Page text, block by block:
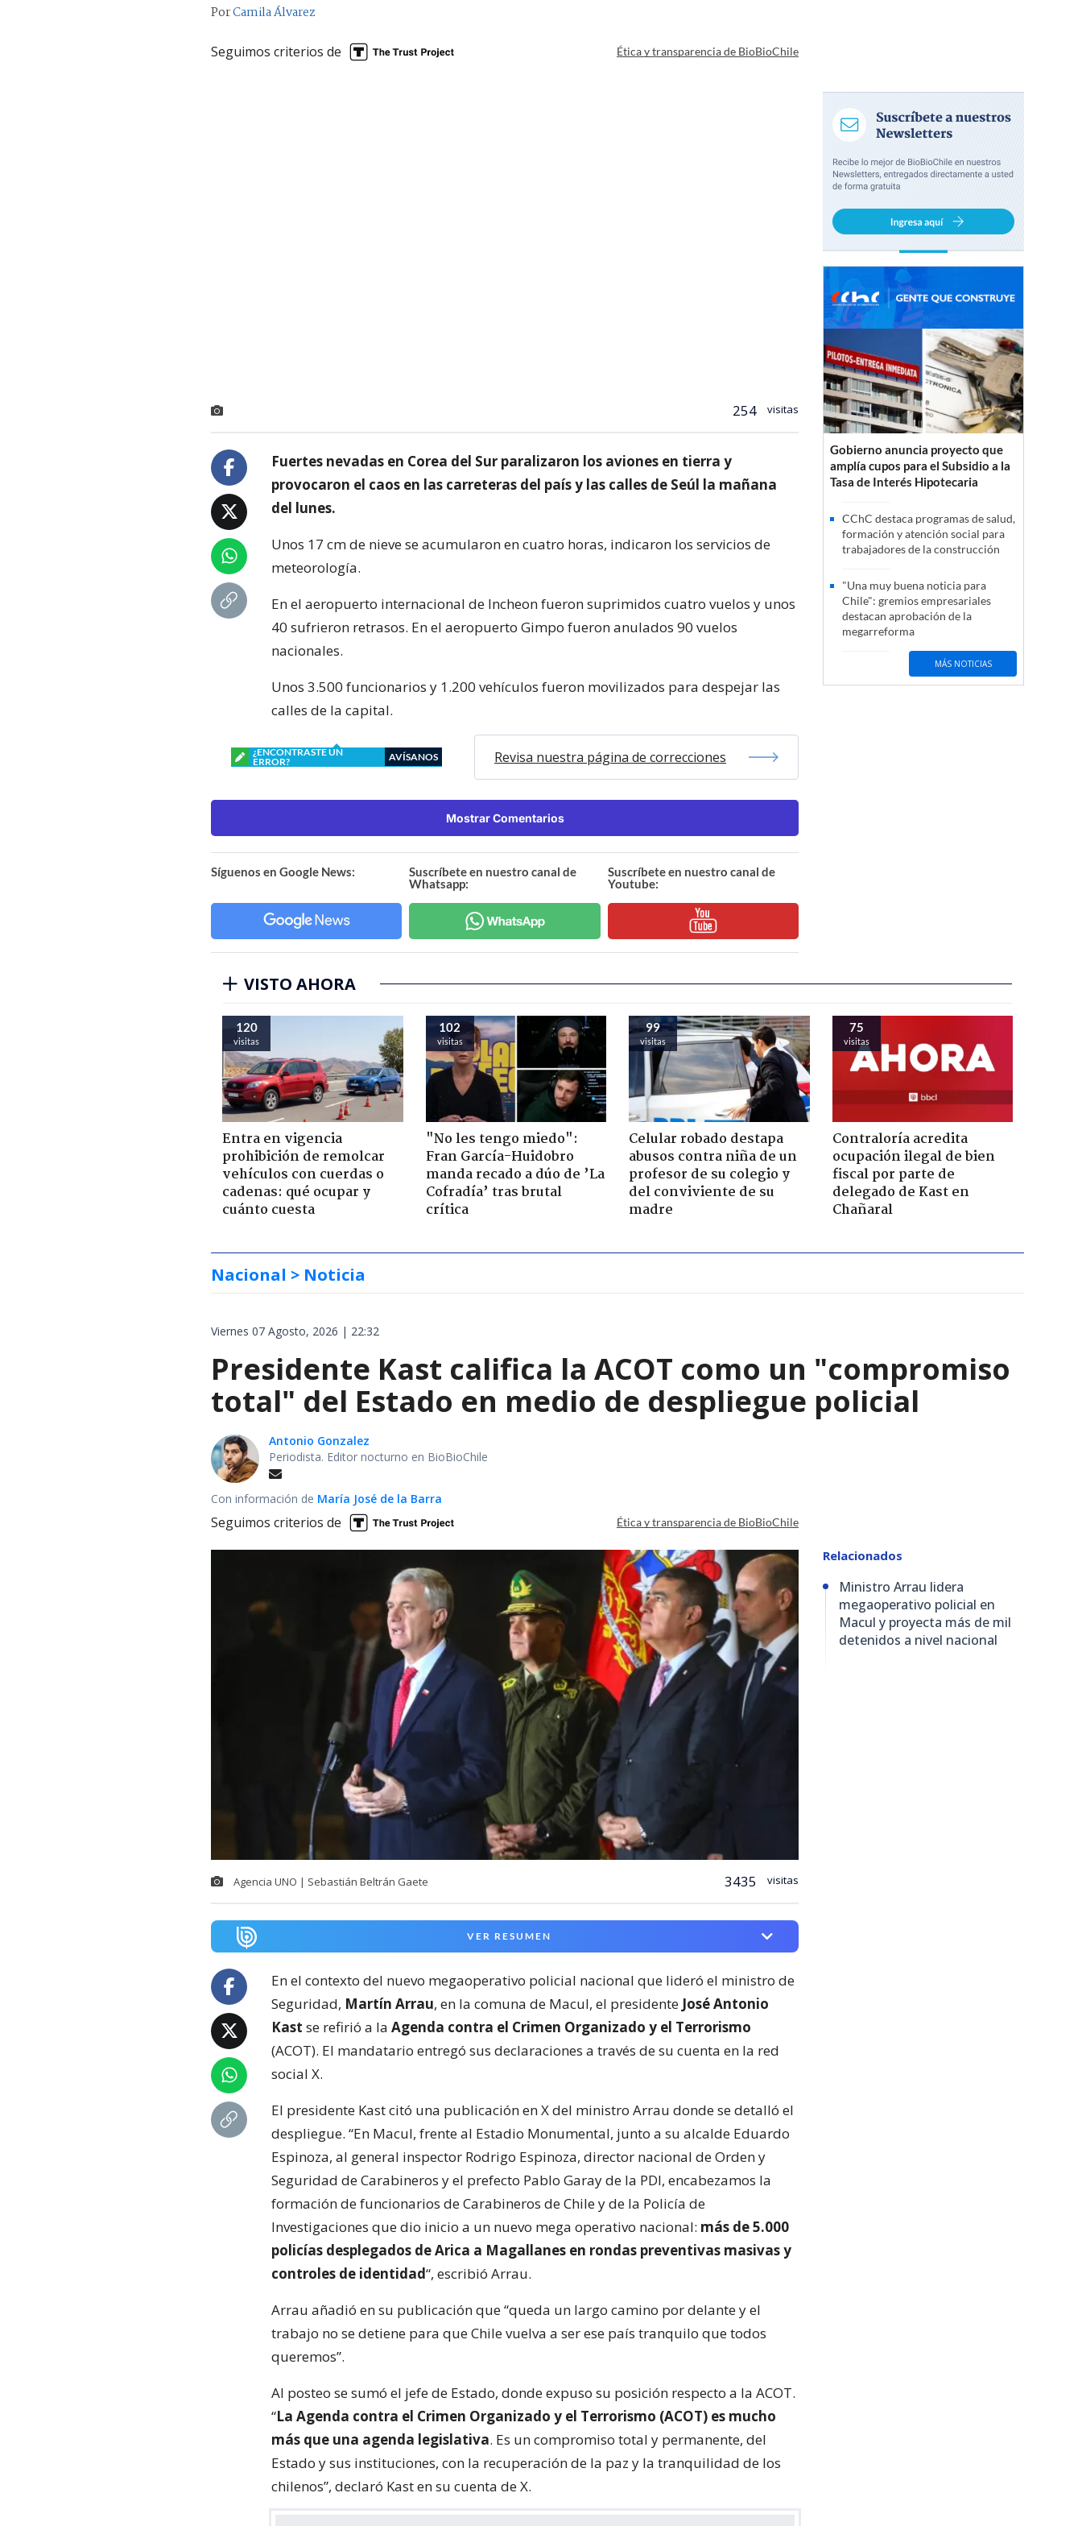
PorCamila Álvarez
Seguimos criterios de Ética y transparencia de BioBioChile
254 visitas
Fuertes nevadas en Corea del Sur paralizaron los aviones en tierra y
provocaron el caos en las carreteras del país y las calles de Seúl la mañana
del lunes.
Unos 17 cm de nieve se acumularon en cuatro horas, indicaron los servicios de
meteorología.
En el aeropuerto internacional de Incheon fueron suprimidos cuatro vuelos y unos
40 sufrieron retrasos. En el aeropuerto Gimpo fueron anulados 90 vuelos
nacionales.
Unos 3.500 funcionarios y 1.200 vehículos fueron movilizados para despejar las
calles de la capital.
¿ENCONTRASTE UN
ERROR?
AVÍSANOS Revisa nuestra página de correcciones
Mostrar Comentarios
Síguenos en Google News:
Suscríbete en nuestro canal de
Whatsapp:
Suscríbete en nuestro canal de
Youtube:
Gobierno anuncia proyecto que
amplía cupos para el Subsidio a la
Tasa de Interés Hipotecaria
CChC destaca programas de salud,
formación y atención social para
trabajadores de la construcción
"Una muy buena noticia para
Chile": gremios empresariales
destacan aprobación de la
megarreforma
MÁS NOTICIAS
VISTO AHORA
120
visitas
Entra en vigencia
prohibición de remolcar
vehículos con cuerdas o
cadenas: qué ocupar y
cuánto cuesta
102
visitas
"No les tengo miedo":
Fran García-Huidobro
manda recado a dúo de ’La
Cofradía’ tras brutal
crítica
99
visitas
Celular robado destapa
abusos contra niña de un
profesor de su colegio y
del conviviente de su
madre
75
visitas
Contraloría acredita
ocupación ilegal de bien
fiscal por parte de
delegado de Kast en
Chañaral
Nacional > Noticia
Viernes 07 Agosto, 2026 | 22:32
Presidente Kast califica la ACOT como un "compromiso
total" del Estado en medio de despliegue policial
Antonio Gonzalez
Periodista. Editor nocturno en BioBioChile
Con información de María José de la Barra
Seguimos criterios de Ética y transparencia de BioBioChile
Agencia UNO | Sebastián Beltrán Gaete 3435 visitas
VER RESUMEN
En el contexto del nuevo megaoperativo policial nacional que lideró el ministro de
Seguridad, Martín Arrau, en la comuna de Macul, el presidente José Antonio
Kast se refirió a la Agenda contra el Crimen Organizado y el Terrorismo
(ACOT). El mandatario entregó sus declaraciones a través de su cuenta en la red
social X.
El presidente Kast citó una publicación en X del ministro Arrau donde se detalló el
despliegue. “En Macul, frente al Estadio Monumental, junto a su alcalde Eduardo
Espinoza, al general inspector Rodrigo Espinoza, director nacional de Orden y
Seguridad de Carabineros y el prefecto Pablo Garay de la PDI, encabezamos la
formación de funcionarios de Carabineros de Chile y de la Policía de
Investigaciones que dio inicio a un nuevo mega operativo nacional: más de 5.000
policías desplegados de Arica a Magallanes en rondas preventivas masivas y
controles de identidad“, escribió Arrau.
Arrau añadió en su publicación que “queda un largo camino por delante y el
trabajo no se detiene para que Chile vuelva a ser ese país tranquilo que todos
queremos”.
Al posteo se sumó el jefe de Estado, donde expuso su posición respecto a la ACOT.
“La Agenda contra el Crimen Organizado y el Terrorismo (ACOT) es mucho
más que una agenda legislativa. Es un compromiso total y permanente, del
Estado y sus instituciones, con la recuperación de la paz y la tranquilidad de los
chilenos”, declaró Kast en su cuenta de X.
Relacionados
Ministro Arrau lidera
megaoperativo policial en
Macul y proyecta más de mil
detenidos a nivel nacional